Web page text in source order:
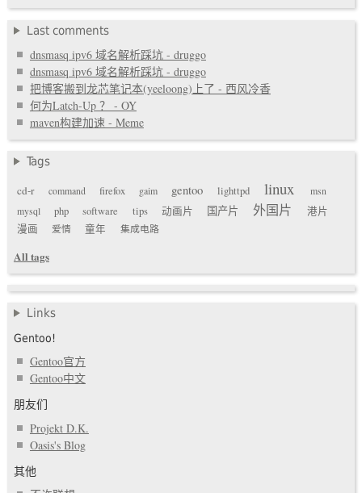
Last comments
dnsmasq ipv6 域名解析踩坑 - druggo
dnsmasq ipv6 域名解析踩坑 - druggo
把博客搬到龙芯笔记本(yeeloong)上了 - 西风冷香
何为Latch-Up ？ - OY
maven构建加速 - Meme
Tags
cd-r
command firefox gaim gentoo lighttpd linux
msn
mysql
php software tips 动画片 国产片 外国片
港片
漫画
爱情 童年 集成电路
All tags
Links
Gentoo!
Gentoo官方
Gentoo中文
朋友们
Projekt D.K.
Oasis's Blog
其他